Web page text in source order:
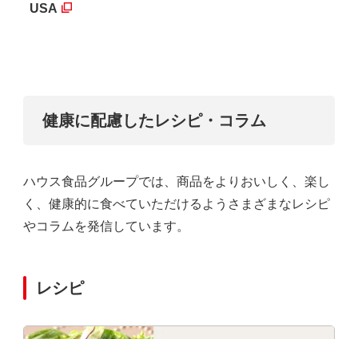
USA
健康に配慮したレシピ・コラム
ハウス食品グループでは、商品をよりおいしく、楽し
く、健康的に食べていただけるようさまざまなレシピ
やコラムを発信しています。
レシピ